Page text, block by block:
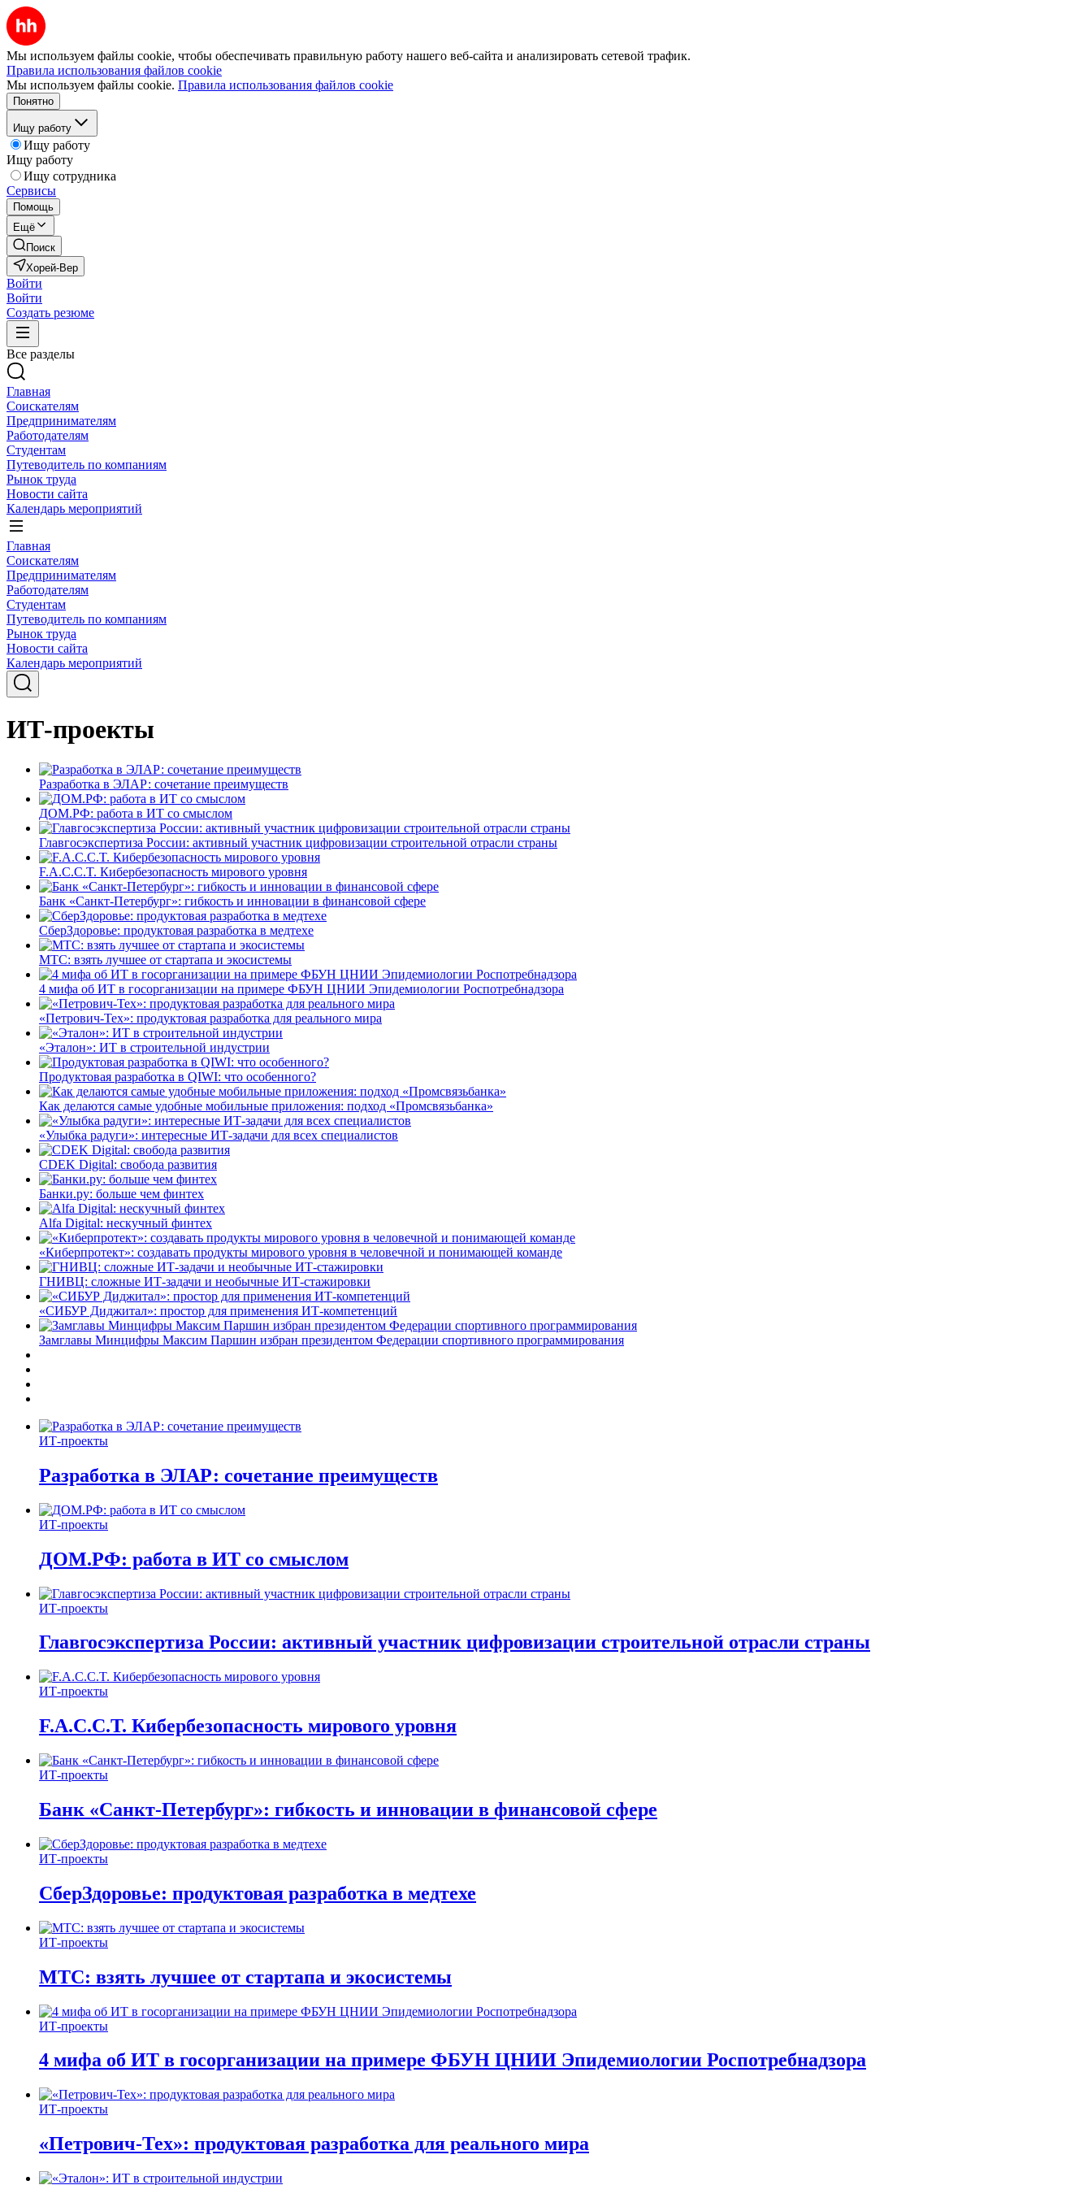
Мы используем файлы cookie, чтобы обеспечивать правильную работу нашего веб-сайта и анализировать сетевой трафик.
Правила использования файлов cookie
Мы используем файлы cookie. Правила использования файлов cookie
Понятно
Ищу работу
Ищу работу
Ищу работу
Ищу сотрудника
Сервисы
Помощь
Ещё
Поиск
Хорей-Вер
Войти
Войти
Создать резюме
Все разделы
Главная
Соискателям
Предпринимателям
Работодателям
Студентам
Путеводитель по компаниям
Рынок труда
Новости сайта
Календарь мероприятий
Главная
Соискателям
Предпринимателям
Работодателям
Студентам
Путеводитель по компаниям
Рынок труда
Новости сайта
Календарь мероприятий
ИТ-проекты
Разработка в ЭЛАР: сочетание преимуществ
ДОМ.РФ: работа в ИТ со смыслом
Главгосэкспертиза России: активный участник цифровизации строительной отрасли страны
F.A.C.C.T. Кибербезопасность мирового уровня
Банк «Санкт-Петербург»: гибкость и инновации в финансовой сфере
СберЗдоровье: продуктовая разработка в медтехе
МТС: взять лучшее от стартапа и экосистемы
4 мифа об ИТ в госорганизации на примере ФБУН ЦНИИ Эпидемиологии Роспотребнадзора
«Петрович-Тех»: продуктовая разработка для реального мира
«Эталон»: ИТ в строительной индустрии
Продуктовая разработка в QIWI: что особенного?
Как делаются самые удобные мобильные приложения: подход «Промсвязьбанка»
«Улыбка радуги»: интересные ИТ-задачи для всех специалистов
CDEK Digital: свобода развития
Банки.ру: больше чем финтех
Alfa Digital: нескучный финтех
«Киберпротект»: создавать продукты мирового уровня в человечной и понимающей команде
ГНИВЦ: сложные ИТ‑задачи и необычные ИТ‑стажировки
«СИБУР Диджитал»: простор для применения ИТ-компетенций
Замглавы Минцифры Максим Паршин избран президентом Федерации спортивного программирования
ИТ-проекты
Разработка в ЭЛАР: сочетание преимуществ
ИТ-проекты
ДОМ.РФ: работа в ИТ со смыслом
ИТ-проекты
Главгосэкспертиза России: активный участник цифровизации строительной отрасли страны
ИТ-проекты
F.A.C.C.T. Кибербезопасность мирового уровня
ИТ-проекты
Банк «Санкт-Петербург»: гибкость и инновации в финансовой сфере
ИТ-проекты
СберЗдоровье: продуктовая разработка в медтехе
ИТ-проекты
МТС: взять лучшее от стартапа и экосистемы
ИТ-проекты
4 мифа об ИТ в госорганизации на примере ФБУН ЦНИИ Эпидемиологии Роспотребнадзора
ИТ-проекты
«Петрович-Тех»: продуктовая разработка для реального мира